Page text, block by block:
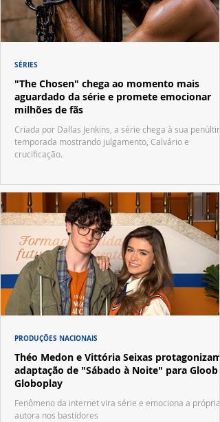
"The Chosen" chega ao momento mais
aguardado da série e promete emocionar
milhões de fãs
Criada por Dallas Jenkins, a série chega à sua
temporada mostrando julgamento, Calvário e
crucificação.
SÉRIES
Théo Medon e Vittória Seixas protagonizam
adaptação de "Sábado à Noite" para Gloob e
Globoplay
Fenômeno da internet vira série e emociona a própria
autora nos bastidores
PRODUÇÕES NACIONAIS